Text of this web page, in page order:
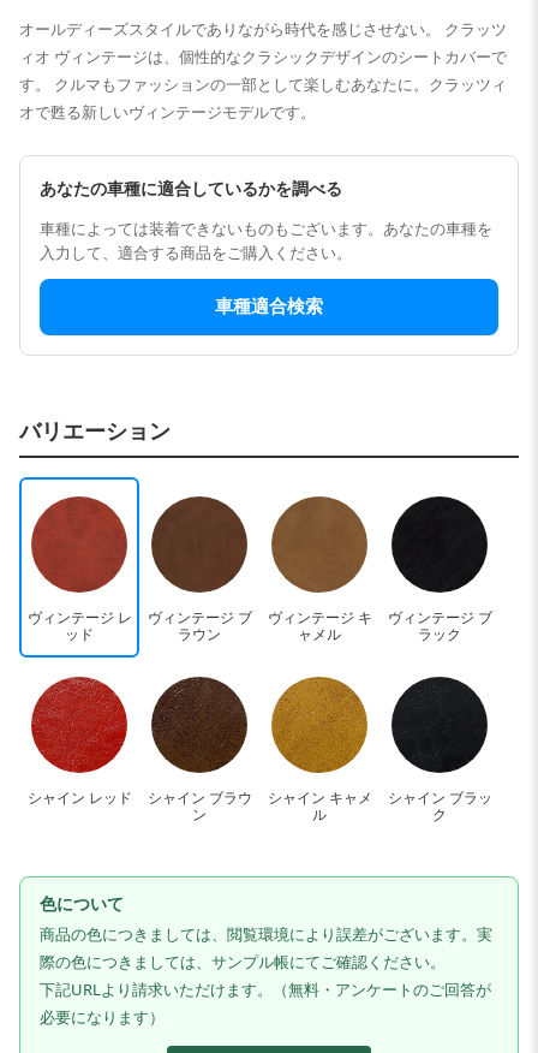
オールディーズスタイルでありながら時代を感じさせない。 クラッツ
ィオ ヴィンテージは、個性的なクラシックデザインのシートカバーで
す。 クルマもファッションの一部として楽しむあなたに。クラッツィ
オで甦る新しいヴィンテージモデルです。
あなたの車種に適合しているかを調べる
車種によっては装着できないものもございます。あなたの車種を
入力して、適合する商品をご購入ください。
車種適合検索
バリエーション
ヴィンテージ レ
ッド
ヴィンテージ ブ
ラウン
ヴィンテージ キ
ャメル
ヴィンテージ ブ
ラック
シャイン レッド
シャイン ブラウ
ン
シャイン キャメ
ル
シャイン ブラッ
ク
色について
商品の色につきましては、閲覧環境により誤差がございます。実
際の色につきましては、サンプル帳にてご確認ください。
下記URLより請求いただけます。（無料・アンケートのご回答が
必要になります）